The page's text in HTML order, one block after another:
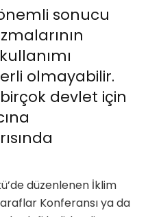
sonucu
olmayabilir.
devlet için
düzenlenen İklim
Konferansı ya da